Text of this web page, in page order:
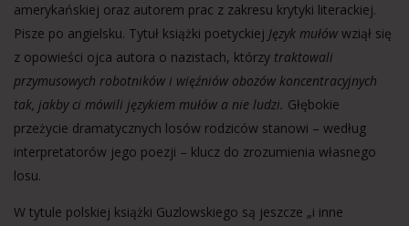
amerykańskiej oraz autorem prac z zakresu krytyki literackiej.
Pisze po angielsku. Tytuł książki poetyckiej Język mułów wziął się
z opowieści ojca autora o nazistach, którzy traktowali
przymusowych robotników i więźniów obozów koncentracyjnych
tak, jakby ci mówili językiem mułów a nie ludzi. Głębokie
przeżycie dramatycznych losów rodziców stanowi – według
interpretatorów jego poezji – klucz do zrozumienia własnego
losu.
W tytule polskiej książki Guzlowskiego są jeszcze „i inne